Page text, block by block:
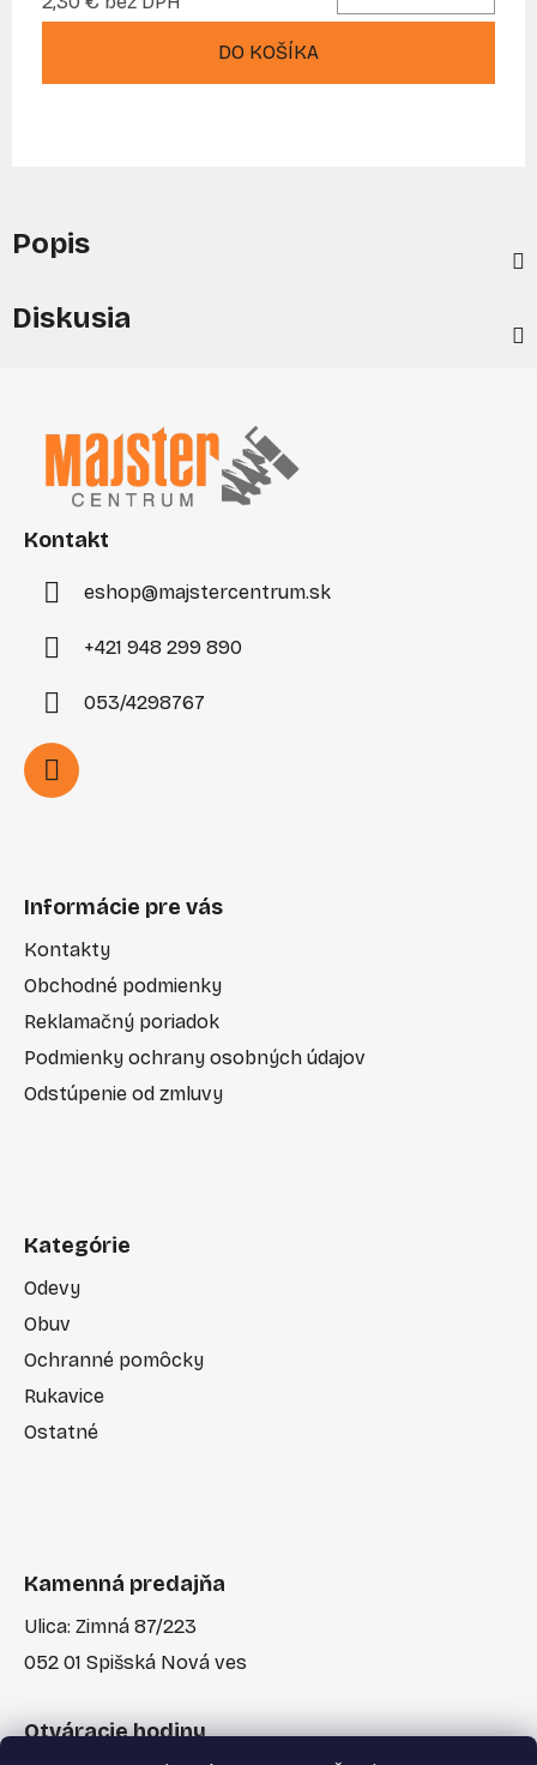
DO KOŠÍKA
Popis
Diskusia
Kontakt
eshop@majstercentrum.sk
+421 948 299 890
053/4298767
Informácie pre vás
Kontakty
Obchodné podmienky
Reklamačný poriadok
Podmienky ochrany osobných údajov
Odstúpenie od zmluvy
Kategórie
Odevy
Obuv
Ochranné pomôcky
Rukavice
Ostatné
Kamenná predajňa
Ulica: Zimná 87/223
052 01 Spišská Nová ves
Otváracie hodiny